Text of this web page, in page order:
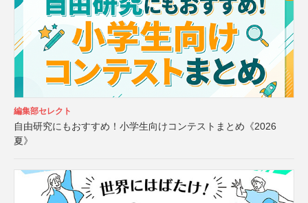
編集部セレクト
自由研究にもおすすめ！小学生向けコンテストまとめ《2026
夏》